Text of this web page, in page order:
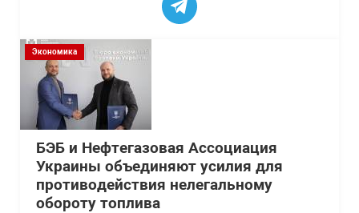
Экономика
БЭБ и Нефтегазовая Ассоциация
Украины объединяют усилия для
противодействия нелегальному
обороту топлива